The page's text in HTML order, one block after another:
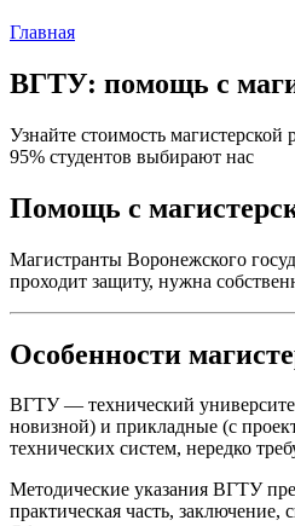
Главная
ВГТУ: помощь с
Узнайте стоимость
95% студентов выбирают нас
Помощь с
Магистранты Воронежского
проходит защиту, нужна
Особенности
ВГТУ — технический
новизной) и прикладные (с
технических систем, нередко
Методические указания ВГТУ
практическая часть,